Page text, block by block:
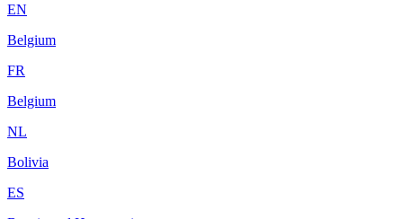
EN
Belgium
FR
Belgium
NL
Bolivia
ES